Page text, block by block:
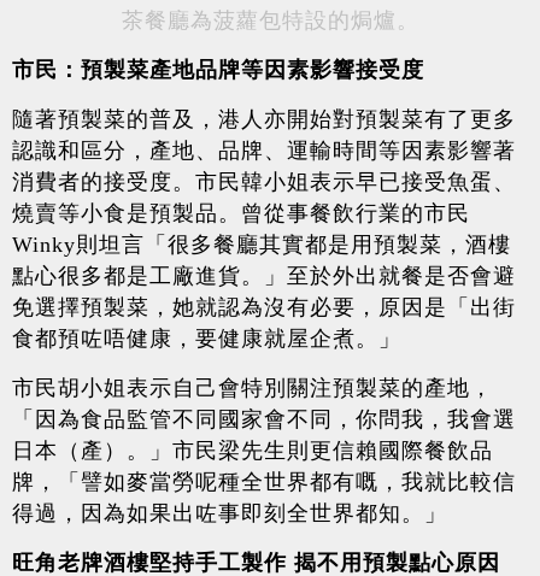
茶餐廳為菠蘿包特設的焗爐。
市民：預製菜產地品牌等因素影響接受度
隨著預製菜的普及，港人亦開始對預製菜有了更多
認識和區分，產地、品牌、運輸時間等因素影響著
消費者的接受度。 市民韓小姐表示早已接受魚蛋、
燒賣等小食是預製品。曾從事餐飲行業的市民
Winky則坦言「很多餐廳其實都是用預製菜，酒樓
點心很多都是工廠進貨。」至於外出就餐是否會避
免選擇預製菜，她就認為沒有必要，原因是「出街
食都預咗唔健康，要健康就屋企煮。」
市民胡小姐表示自己會特別關注預製菜的產地，
「因為食品監管不同國家會不同，你問我，我會選
日本（產）。」市民梁先生則更信賴國際餐飲品
牌，「譬如麥當勞呢種全世界都有嘅，我就比較信
得過，因為如果出咗事即刻全世界都知。」
旺角老牌酒樓堅持手工製作 揭不用預製點心原因